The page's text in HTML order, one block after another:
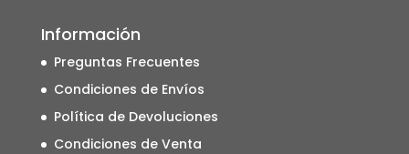
Información
Preguntas Frecuentes
Condiciones de Envíos
Política de Devoluciones
Condiciones de Venta